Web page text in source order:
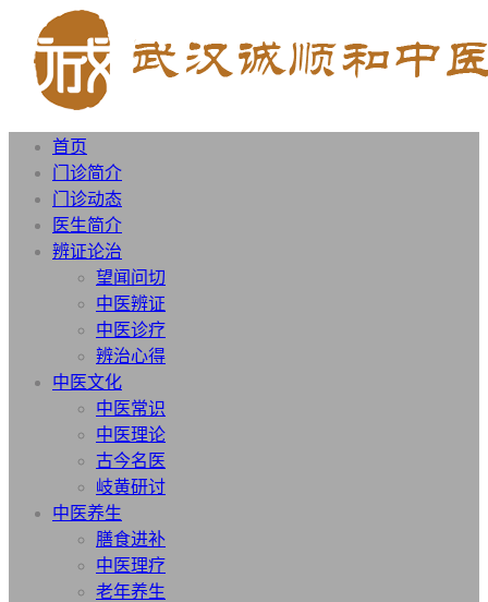
首页
门诊简介
门诊动态
医生简介
辨证论治
望闻问切
中医辨证
中医诊疗
辨治心得
中医文化
中医常识
中医理论
古今名医
岐黄研讨
中医养生
膳食进补
中医理疗
老年养生